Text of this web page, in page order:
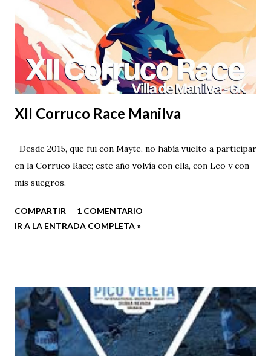
XII Corruco Race Manilva
Desde 2015, que fui con Mayte, no había vuelto a participar
en la Corruco Race; este año volvía con ella, con Leo y con
mis suegros.
COMPARTIR
1 COMENTARIO
IR A LA ENTRADA COMPLETA »